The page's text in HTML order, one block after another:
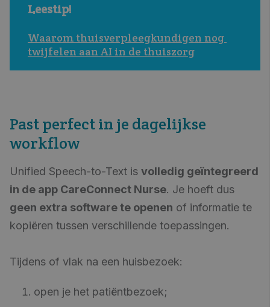
Leestip!
Waarom thuisverpleegkundigen nog
twijfelen aan AI in de thuiszorg
Past perfect in je dagelijkse
workflow
Unified Speech-to-Text is volledig geïntegreerd
in de app CareConnect Nurse. Je hoeft dus
geen extra software te openen of informatie te
kopiëren tussen verschillende toepassingen.
Tijdens of vlak na een huisbezoek:
open je het patiëntbezoek;